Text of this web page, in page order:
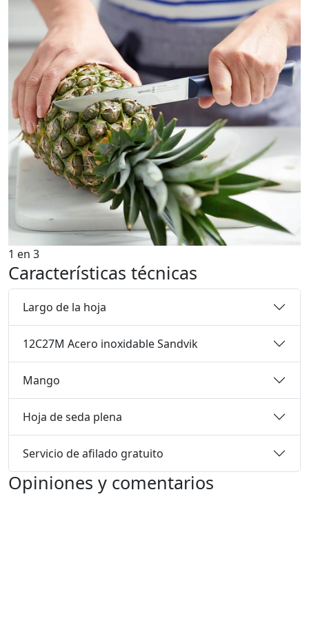
1 en 3
Características técnicas
Largo de la hoja
12C27M Acero inoxidable Sandvik
Mango
Hoja de seda plena
Servicio de afilado gratuito
Opiniones y comentarios